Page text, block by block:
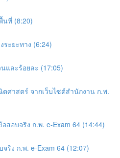
นที่ (8:20)
ะยะทาง (6:24)
และร้อยละ (17:05)
ศาสตร์ จากเว็บไซต์สำนักงาน ก.พ.
สอบจริง ก.พ. e-Exam 64 (14:44)
ริง ก.พ. e-Exam 64 (12:07)